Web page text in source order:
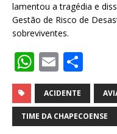
lamentou a tragédia e
Gestão de Risco de
sobreviventes.
W
h
at
s
E
m
ai
l
h
ar
e
ACIDENTE
TIME DA CHAPECOENSE